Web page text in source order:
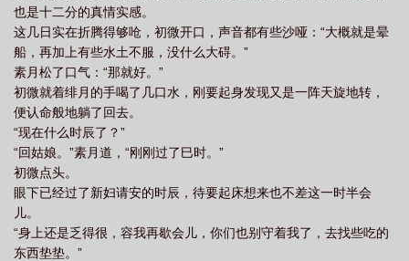
也是十二分的真情实感。
这几日实在折腾得够呛，初微开口，声音都有些沙哑：“大概就是晕
船，再加上有些水土不服，没什么大碍。”
素月松了口气：“那就好。”
初微就着绯月的手喝了几口水，刚要起身发现又是一阵天旋地转，
便认命般地躺了回去。
“现在什么时辰了？”
“回姑娘。”素月道，“刚刚过了巳时。”
初微点头。
眼下已经过了新妇请安的时辰，待要起床想来也不差这一时半会
儿。
“身上还是乏得很，容我再歇会儿，你们也别守着我了，去找些吃的
东西垫垫。”